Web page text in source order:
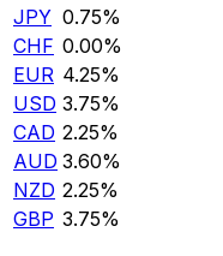
JPY 0.75%
CHF 0.00%
EUR 4.25%
USD 3.75%
CAD 2.25%
AUD 3.60%
NZD 2.25%
GBP 3.75%